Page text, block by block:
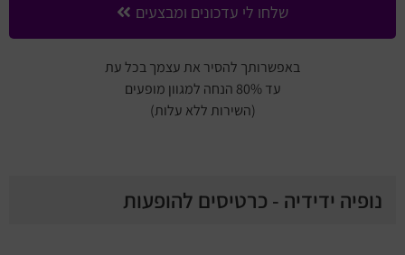
שלחו לי עדכונים ומבצעים
באפשרותך להסיר את עצמך בכל עת
עד 80% הנחה למגוון מופעים
(השירות ללא עלות)
נופיה ידידיה - כרטיסים להופעות